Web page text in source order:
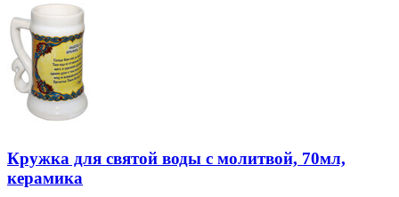
Кружка для святой воды с молитвой, 70мл,
керамика